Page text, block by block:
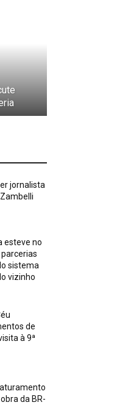
jornalista
esteve no
parcerias
sistema
vizinho
de
à 9ª
da BR-